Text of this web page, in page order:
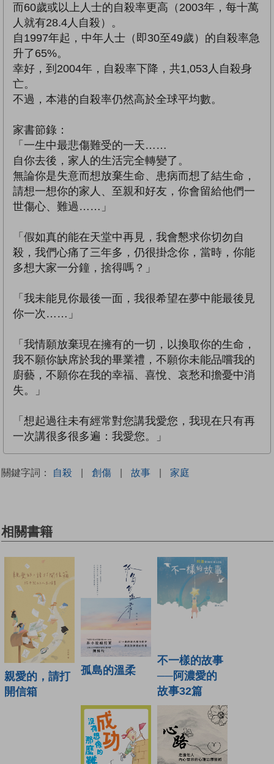
而60歲或以上人士的自殺率更高（2003年，每十萬
人就有28.4人自殺）。
自1997年起，中年人士（即30至49歲）的自殺率急
升了65%。
幸好，到2004年，自殺率下降，共1,053人自殺身
亡。
不過，本港的自殺率仍然高於全球平均數。
家書節錄：
「一生中最悲傷難受的一天……
自你去後，家人的生活完全轉變了。
無論你是失意而想放棄生命、患病而想了結生命，
請想一想你的家人、至親和好友，你會留給他們一
世傷心、難過……」
「假如真的能在天堂中再見，我會懇求你切勿自
殺，我們心痛了三年多，仍很掛念你，當時，你能
多想大家一分鐘，捨得嗎？」
「我未能見你最後一面，我很希望在夢中能最後見
你一次……」
「我情願放棄現在擁有的一切，以換取你的生命，
我不願你缺席於我的畢業禮，不願你未能品嚐我的
廚藝，不願你在我的幸福、喜悅、哀愁和擔憂中消
失。」
「想起過往未有經常對您講我愛您，我現在只有再
一次講很多很多遍：我愛您。」
關鍵字詞： 自殺 | 創傷 | 故事 | 家庭
相關書籍
親愛的，請打
開信箱
孤島的溫柔
不一樣的故事
──阿濃愛的
故事32篇